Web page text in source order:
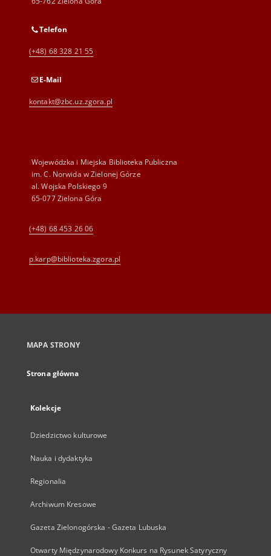
Telefon
(+48) 68 328 21 55
E-Mail
kontakt@zbc.uz.zgora.pl
Wojewódzka i Miejska Biblioteka Publiczna
im. C. Norwida w Zielonej Górze
al. Wojska Polskiego 9
65-077 Zielona Góra
(+48) 68 453 26 06
p.karp@biblioteka.zgora.pl
MAPA STRONY
Strona główna
Kolekcje
Dziedzictwo kulturowe
Nauka i dydaktyka
Regionalia
Archiwum Kresowe
Gazeta Zielonogórska - Gazeta Lubuska
Otwarty Międzynarodowy Konkurs na Rysunek Satyryczny